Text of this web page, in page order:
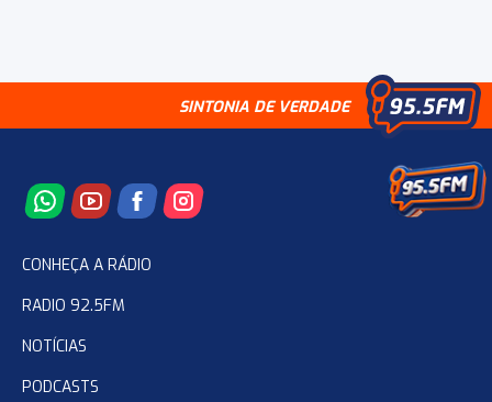
SINTONIA DE VERDADE
CONHEÇA A RÁDIO
RADIO 92.5FM
NOTÍCIAS
PODCASTS